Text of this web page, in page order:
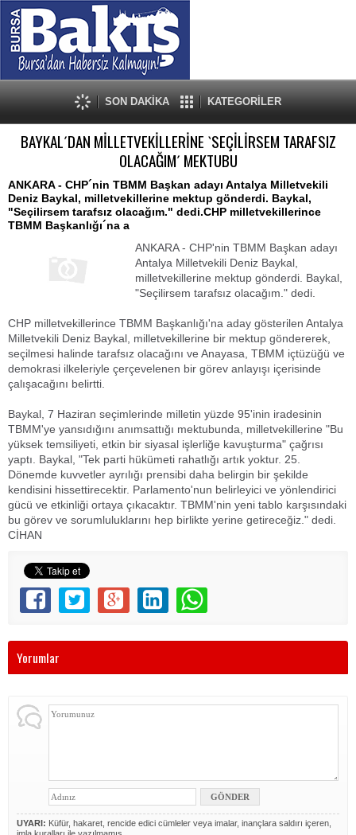
SON DAKİKA KATEGORİLER
BAYKAL´DAN MİLLETVEKİLLERİNE `SEÇİLİRSEM TARAFSIZ
OLACAĞIM´ MEKTUBU
ANKARA - CHP´nin TBMM Başkan adayı Antalya Milletvekili
Deniz Baykal, milletvekillerine mektup gönderdi. Baykal,
"Seçilirsem tarafsız olacağım." dedi.CHP milletvekillerince
TBMM Başkanlığı´na a
ANKARA - CHP'nin TBMM Başkan adayı
Antalya Milletvekili Deniz Baykal,
milletvekillerine mektup gönderdi. Baykal,
"Seçilirsem tarafsız olacağım." dedi.
CHP milletvekillerince TBMM Başkanlığı'na aday gösterilen Antalya
Milletvekili Deniz Baykal, milletvekillerine bir mektup göndererek,
seçilmesi halinde tarafsız olacağını ve Anayasa, TBMM içtüzüğü ve
demokrasi ilkeleriyle çerçevelenen bir görev anlayışı içerisinde
çalışacağını belirtti.
Baykal, 7 Haziran seçimlerinde milletin yüzde 95'inin iradesinin
TBMM'ye yansıdığını anımsattığı mektubunda, milletvekillerine "Bu
yüksek temsiliyeti, etkin bir siyasal işlerliğe kavuşturma" çağrısı
yaptı. Baykal, "Tek parti hükümeti rahatlığı artık yoktur. 25.
Dönemde kuvvetler ayrılığı prensibi daha belirgin bir şekilde
kendisini hissettirecektir. Parlamento'nun belirleyici ve yönlendirici
gücü ve etkinliği ortaya çıkacaktır. TBMM'nin yeni tablo karşısındaki
bu görev ve sorumluluklarını hep birlikte yerine getireceğiz." dedi.
CİHAN
Yorumlar
UYARI: Küfür, hakaret, rencide edici cümleler veya imalar, inançlara saldırı içeren,